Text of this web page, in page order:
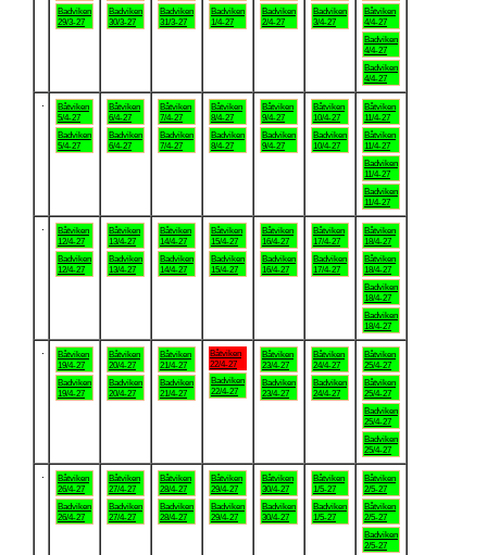
Badviken
29/3-27
Badviken
30/3-27
Badviken
31/3-27
Badviken
1/4-27
Badviken
2/4-27
Badviken
3/4-27
Båtviken
4/4-27
Badviken
4/4-27
Badviken
4/4-27
Båtviken
5/4-27
Badviken
5/4-27
Båtviken
6/4-27
Badviken
6/4-27
Båtviken
7/4-27
Badviken
7/4-27
Båtviken
8/4-27
Badviken
8/4-27
Båtviken
9/4-27
Badviken
9/4-27
Båtviken
10/4-27
Badviken
10/4-27
Båtviken
11/4-27
Båtviken
11/4-27
Badviken
11/4-27
Badviken
11/4-27
Båtviken
12/4-27
Badviken
12/4-27
Båtviken
13/4-27
Badviken
13/4-27
Båtviken
14/4-27
Badviken
14/4-27
Båtviken
15/4-27
Badviken
15/4-27
Båtviken
16/4-27
Badviken
16/4-27
Båtviken
17/4-27
Badviken
17/4-27
Båtviken
18/4-27
Båtviken
18/4-27
Badviken
18/4-27
Badviken
18/4-27
Båtviken
19/4-27
Badviken
19/4-27
Båtviken
20/4-27
Badviken
20/4-27
Båtviken
21/4-27
Badviken
21/4-27
Båtviken
22/4-27
Badviken
22/4-27
Båtviken
23/4-27
Badviken
23/4-27
Båtviken
24/4-27
Badviken
24/4-27
Båtviken
25/4-27
Båtviken
25/4-27
Badviken
25/4-27
Badviken
25/4-27
Båtviken
26/4-27
Badviken
26/4-27
Båtviken
27/4-27
Badviken
27/4-27
Båtviken
28/4-27
Badviken
28/4-27
Båtviken
29/4-27
Badviken
29/4-27
Båtviken
30/4-27
Badviken
30/4-27
Båtviken
1/5-27
Badviken
1/5-27
Båtviken
2/5-27
Båtviken
2/5-27
Badviken
2/5-27